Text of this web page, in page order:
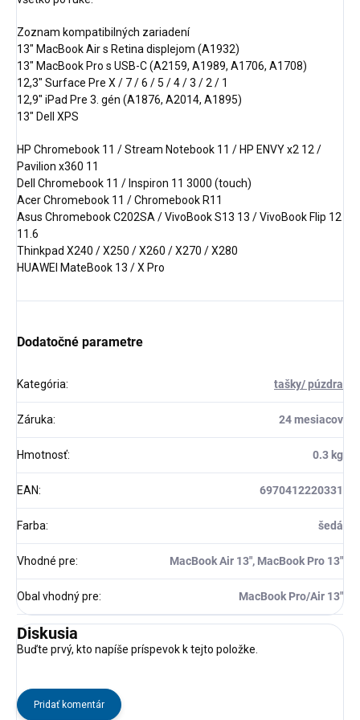
Zoznam kompatibilných zariadení
13" MacBook Air s Retina displejom (A1932)
13" MacBook Pro s USB-C (A2159, A1989, A1706, A1708)
12,3" Surface Pre X / 7 / 6 / 5 / 4 / 3 / 2 / 1
12,9" iPad Pre 3. gén (A1876, A2014, A1895)
13" Dell XPS
HP Chromebook 11 / Stream Notebook 11 / HP ENVY x2 12 /
Pavilion x360 11
Dell Chromebook 11 / Inspiron 11 3000 (touch)
Acer Chromebook 11 / Chromebook R11
Asus Chromebook C202SA / VivoBook S13 13 / VivoBook Flip 12
11.6
Thinkpad X240 / X250 / X260 / X270 / X280
HUAWEI MateBook 13 / X Pro
Dodatočné parametre
Kategória: tašky/ púzdra
Záruka: 24 mesiacov
Hmotnosť: 0.3 kg
EAN: 6970412220331
Farba: šedá
Vhodné pre: MacBook Air 13", MacBook Pro 13"
Obal vhodný pre: MacBook Pro/Air 13"
Diskusia
Buďte prvý, kto napíše príspevok k tejto položke.
Pridať komentár